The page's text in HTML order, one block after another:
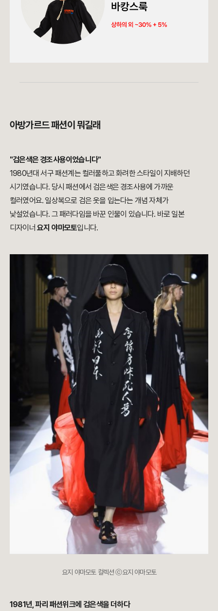
아방가르드 패션이 뭐길래
"검은색은 경조사용이었습니다"
1980년대 서구 패션계는 컬러풀하고 화려한 스타일이 지배하던
시기였습니다. 당시 패션에서 검은색은 경조사용에 가까운
컬러였어요. 일상복으로 검은 옷을 입는다는 개념 자체가
낯설었습니다. 그 패러다임을 바꾼 인물이 있습니다. 바로 일본
디자이너 요지 야마모토입니다.
요지 야마모토 컬렉션 ⓒ요지 야마모토
1981년, 파리 패션위크에 검은색을 더하다